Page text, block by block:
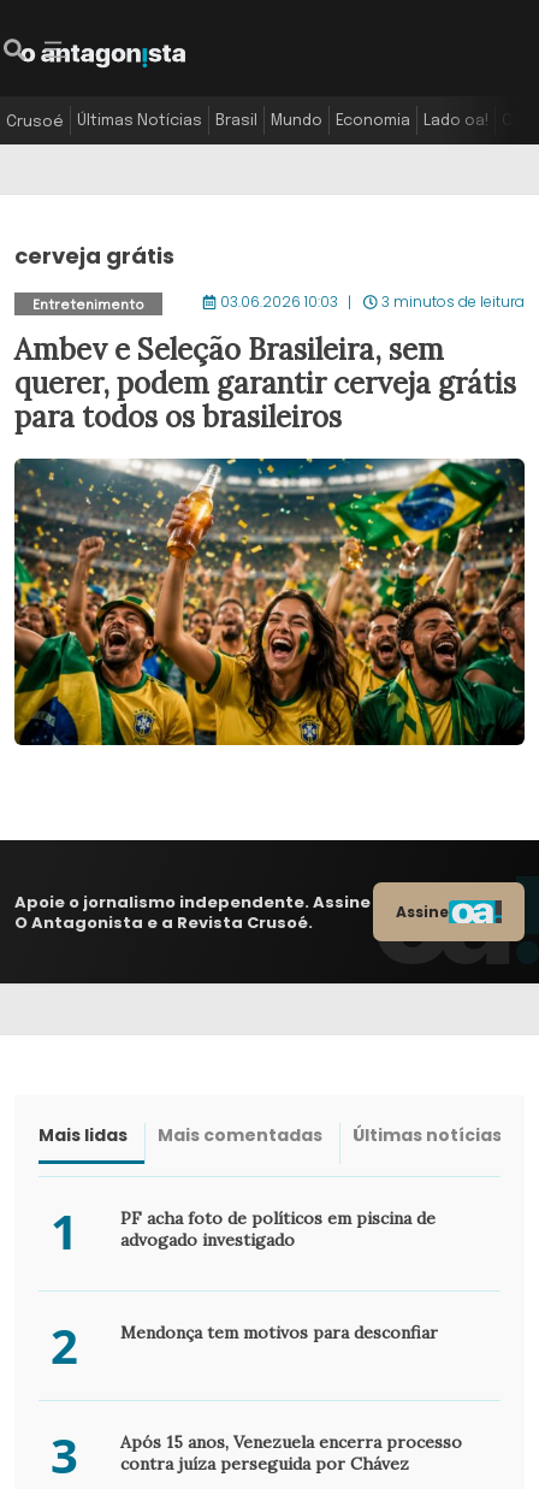
Crusoé Últimas Notícias Brasil Mundo Economia Lado oa!
cerveja grátis
Entretenimento 03.06.2026 10:03 3 minutos de leitura
Ambev e Seleção Brasileira, sem
querer, podem garantir cerveja grátis
para todos os brasileiros
Apoie o jornalismo independente. Assine
O Antagonista e a Revista Crusoé.
Assine
Mais lidas Mais comentadas Últimas notícias
1
PF acha foto de políticos em piscina de
advogado investigado
2 Mendonça tem motivos para desconfiar
3
Após 15 anos, Venezuela encerra processo
contra juíza perseguida por Chávez